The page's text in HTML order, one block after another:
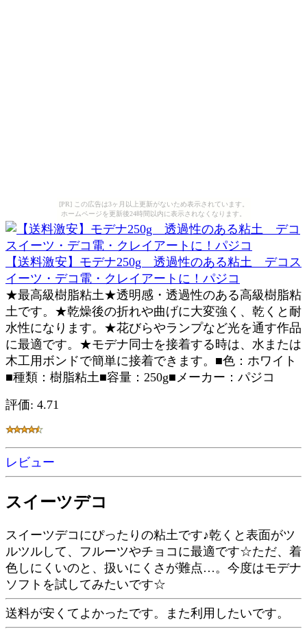
[PR] この広告は3ヶ月以上更新がないため表示されています。
ホームページを更新後24時間以内に表示されなくなります。
【送料激安】モデナ250g 透過性のある粘土 デコス
イーツ・デコ電・クレイアートに！パジコ
★最高級樹脂粘土★透明感・透過性のある高級樹脂粘
土です。★乾燥後の折れや曲げに大変強く、乾くと耐
水性になります。★花びらやランプなど光を通す作品
に最適です。★モデナ同士を接着する時は、水または
木工用ボンドで簡単に接着できます。■色：ホワイト
■種類：樹脂粘土■容量：250g■メーカー：パジコ
評価: 4.71
レビュー
スイーツデコ
スイーツデコにぴったりの粘土です♪乾くと表面がツ
ルツルして、フルーツやチョコに最適です☆ただ、着
色しにくいのと、扱いにくさが難点…。今度はモデナ
ソフトを試してみたいです☆
送料が安くてよかったです。また利用したいです。